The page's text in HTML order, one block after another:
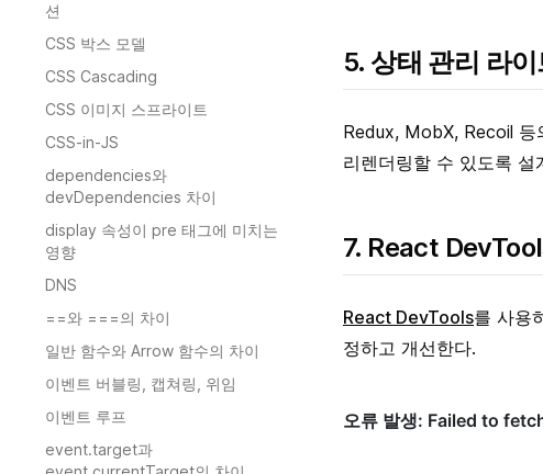
션
CSS 박스 모델
CSS Cascading
CSS 이미지 스프라이트
CSS-in-JS
dependencies와
devDependencies 차이
display 속성이 pre 태그에 미치는
영향
DNS
==와 ===의 차이
일반 함수와 Arrow 함수의 차이
이벤트 버블링, 캡쳐링, 위임
이벤트 루프
event.target과
5. 상태 관리 라
Redux, MobX, Recoil 등
리렌더링할 수 있도록 설
7. React
React DevTools를 사용
정하고 개선한다.